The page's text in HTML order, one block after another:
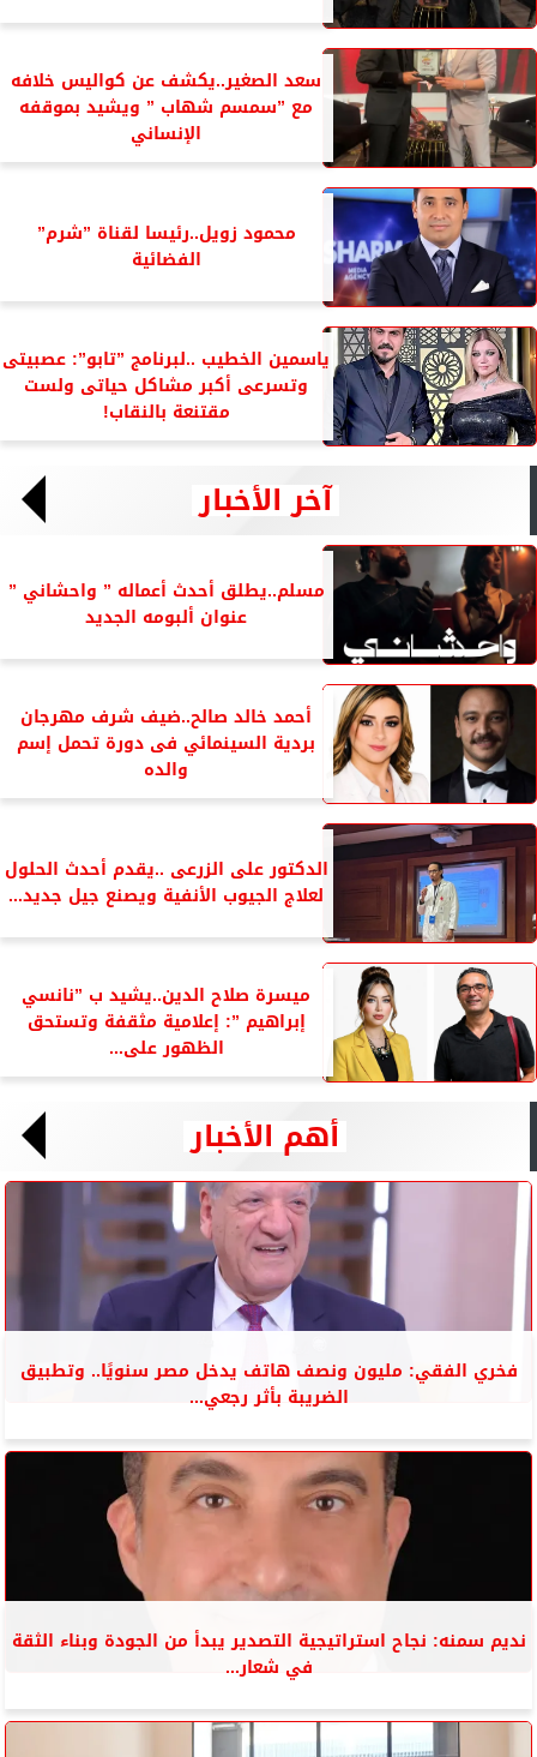
سعد الصغير..يكشف عن كواليس خلافه
مع ”سمسم شهاب ” ويشيد بموقفه
الإنساني
محمود زويل..رئيسا لقناة ”شرم”
الفضائية
ياسمين الخطيب ..لبرنامج ”تابو”: عصبيتى
وتسرعى أكبر مشاكل حياتى ولست
مقتنعة بالنقاب!
آخر الأخبار
مسلم..يطلق أحدث أعماله ” واحشاني ”
عنوان ألبومه الجديد
أحمد خالد صالح..ضيف شرف مهرجان
بردية السينمائي فى دورة تحمل إسم
والده
الدكتور على الزرعى ..يقدم أحدث الحلول
لعلاج الجيوب الأنفية ويصنع جيل جديد...
ميسرة صلاح الدين..يشيد ب ”نانسي
إبراهيم ”: إعلامية مثقفة وتستحق
الظهور على...
أهم الأخبار
فخري الفقي: مليون ونصف هاتف يدخل مصر سنويًا.. وتطبيق
الضريبة بأثر رجعي...
نديم سمنه: نجاح استراتيجية التصدير يبدأ من الجودة وبناء الثقة
في شعار...